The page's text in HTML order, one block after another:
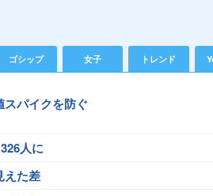
ゴシップ 女子 トレンド
スパイクを防ぐ
人に
えた差